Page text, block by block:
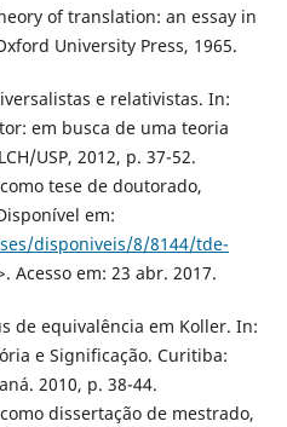
of translation: an essay in
University Press, 1965.
e relativistas. In:
em busca de uma teoria
USP, 2012, p. 37-52.
tese de doutorado,
em:
disponiveis/8/8144/tde-
Acesso em: 23 abr. 2017.
de equivalência em Koller. In:
e Significação. Curitiba:
2010, p. 38-44.
dissertação de mestrado,